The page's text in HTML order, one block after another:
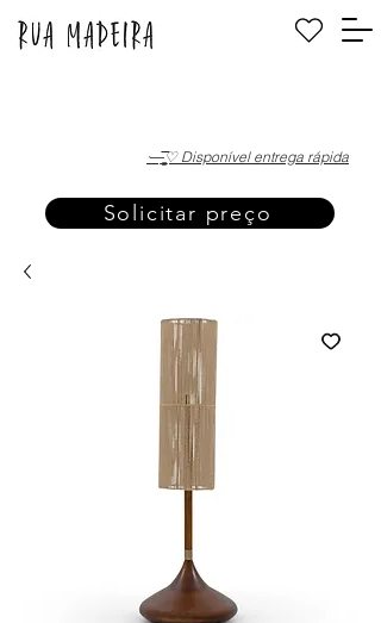
·—̳͟͞͞♡ Disponível entrega rápida
Solicitar preço